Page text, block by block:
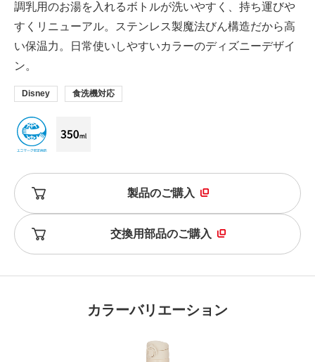
調乳用のお湯を入れるボトルが洗いやすく、持ち運びや
すくリニューアル。ステンレス製魔法びん構造だから高
い保温力。日常使いしやすいカラーのディズニーデザイ
ン。
Disney 食洗機対応
製品のご購入
交換用部品のご購入
カラーバリエーション